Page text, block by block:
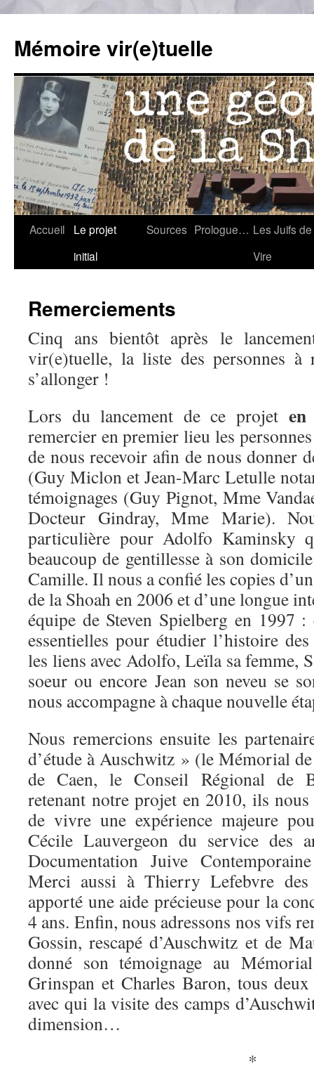
Mémoire vir(e)tuelle
Skip
Accueil
Le projet
initial
Sources Prologue… Les Juifs de
Vire
Remerciements
Cinq ans bientôt après le
vir(e)tuelle, la liste des personnes à
s’allonger !
Lors du lancement de ce projet en
remercier en premier lieu les
de nous recevoir afin de nous donner
(Guy Miclon et Jean-Marc Letulle
témoignages (Guy Pignot, Mme
Docteur Gindray, Mme Marie).
particulière pour Adolfo Kaminsky
beaucoup de gentillesse à son
Camille. Il nous a confié les copies
de la Shoah en 2006 et d’une longue
équipe de Steven Spielberg en 1997
essentielles pour étudier l’histoire
les liens avec Adolfo, Leïla sa femme,
soeur ou encore Jean son neveu se
nous accompagne à chaque nouvelle
Nous remercions ensuite les
d’étude à Auschwitz » (le Mémorial
de Caen, le Conseil Régional de
retenant notre projet en 2010, ils
de vivre une expérience majeure
Cécile Lauvergeon du service des
Documentation Juive
Merci aussi à Thierry Lefebvre
apporté une aide précieuse pour la
4 ans. Enfin, nous adressons nos vifs
Gossin, rescapé d’Auschwitz et de
donné son témoignage au
Grinspan et Charles Baron, tous
avec qui la visite des camps
dimension…
*